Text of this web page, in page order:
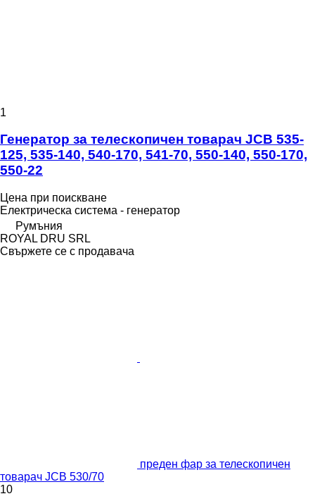
1
Генератор за телескопичен товарач JCB 535-
125, 535-140, 540-170, 541-70, 550-140, 550-170,
550-22
Цена при поискване
Електрическа система - генератор
Румъния
ROYAL DRU SRL
Свържете се с продавача
преден фар за телескопичен
товарач JCB 530/70
10